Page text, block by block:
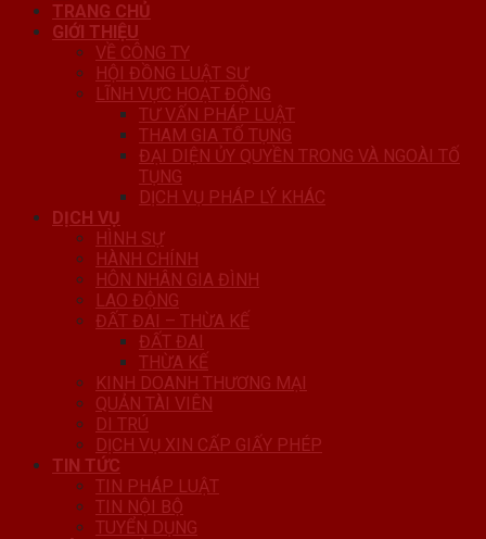
TRANG CHỦ
GIỚI THIỆU
VỀ CÔNG TY
HỘI ĐỒNG LUẬT SƯ
LĨNH VỰC HOẠT ĐỘNG
TƯ VẤN PHÁP LUẬT
THAM GIA TỐ TỤNG
ĐẠI DIỆN ỦY QUYỀN TRONG VÀ NGOÀI TỐ
TỤNG
DỊCH VỤ PHÁP LÝ KHÁC
DỊCH VỤ
HÌNH SỰ
HÀNH CHÍNH
HÔN NHÂN GIA ĐÌNH
LAO ĐỘNG
ĐẤT ĐAI – THỪA KẾ
ĐẤT ĐAI
THỪA KẾ
KINH DOANH THƯƠNG MẠI
QUẢN TÀI VIÊN
DI TRÚ
DỊCH VỤ XIN CẤP GIẤY PHÉP
TIN TỨC
TIN PHÁP LUẬT
TIN NỘI BỘ
TUYỂN DỤNG